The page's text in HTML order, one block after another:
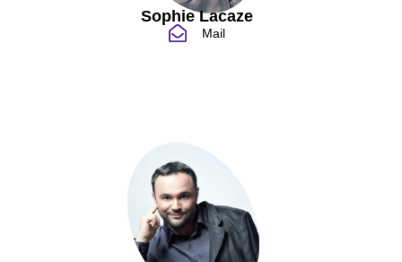
Sophie Lacaze
Mail